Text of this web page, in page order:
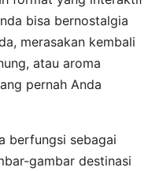
bisa bernostalgia
merasakan kembali
atau aroma
pernah Anda
berfungsi sebagai
gambar destinasi